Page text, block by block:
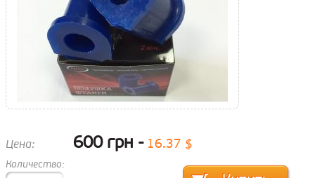
Цена: 600 грн 16.37 $
Количество: